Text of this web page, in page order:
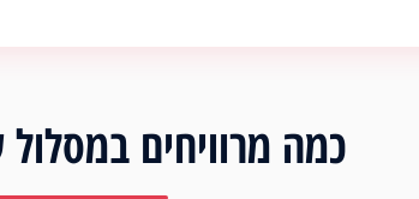
כמה מרוויחים במסלול